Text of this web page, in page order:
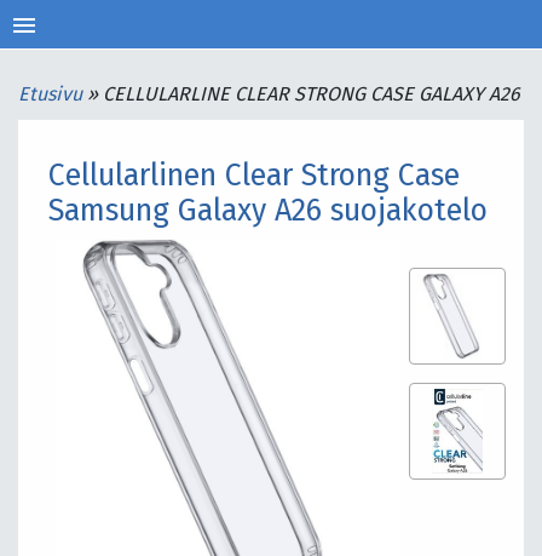
menu
Etusivu »CELLULARLINE CLEAR STRONG CASE GALAXY A26
Cellularlinen Clear Strong Case
Samsung Galaxy A26 suojakotelo